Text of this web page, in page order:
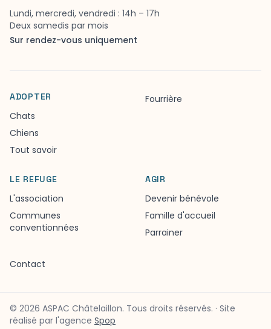
Lundi, mercredi, vendredi : 14h – 17h
Deux samedis par mois
Sur rendez-vous uniquement
ADOPTER
Chats
Chiens
Tout savoir
Fourrière
LE REFUGE
L'association
Communes
conventionnées
AGIR
Devenir bénévole
Famille d'accueil
Parrainer
Contact
© 2026 ASPAC Châtelaillon. Tous droits réservés. · Site
réalisé par l'agence Spop